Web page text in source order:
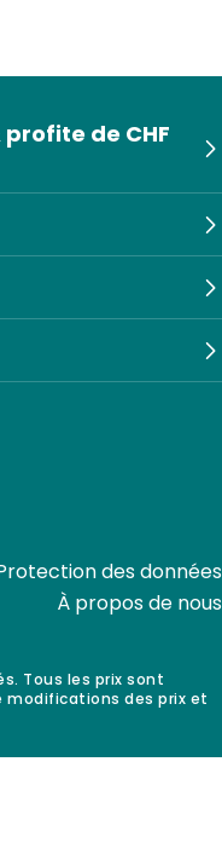
de CHF
Tous les prix sont
modifications des prix et
des données
À propos de nous